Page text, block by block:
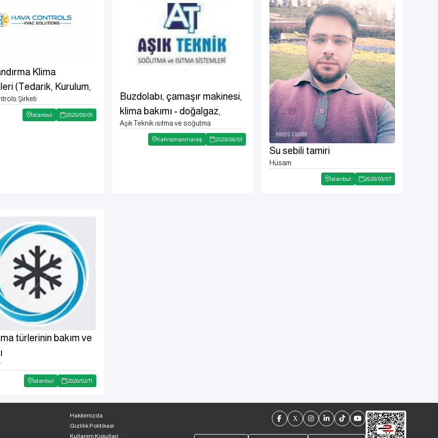
Klima
(Tedarik, Kurulum,
Şirketi
İstanbul 2020/08/05
Buzdolabı, çamaşır makinesi,
klima bakımı - doğalgaz,
kombi
Aşık Teknik ısıtma ve soğutma
Kahramanmaraş 2020/06/03
Su sebili tamiri
Hüsam
İstanbul 2020/03/07
türlerinin bakım ve
İstanbul 2020/02/11
Hakkımızda
Gizlilik Politikası
Kullanım Koşulları